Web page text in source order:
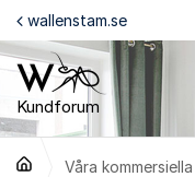
Hoppa till innehåll
Kundforum
wallenstam.se
Våra